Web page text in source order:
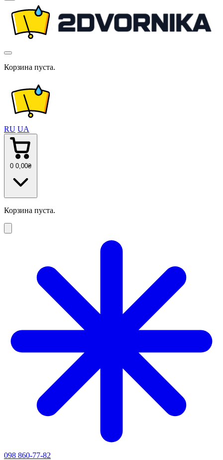
Корзина пуста.
RU UA
0 0 ,00₴
Корзина пуста.
098 860-77-82